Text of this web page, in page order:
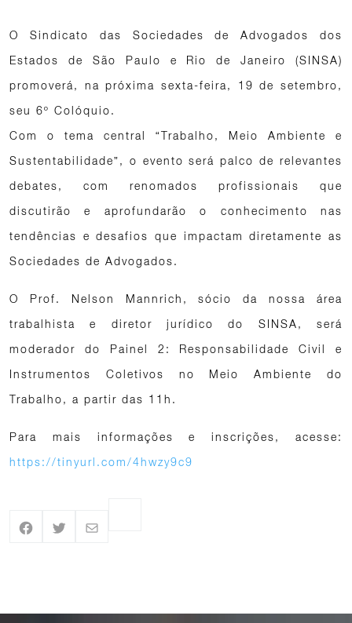
O Sindicato das Sociedades de Advogados dos
Estados de São Paulo e Rio de Janeiro (SINSA)
promoverá, na próxima sexta-feira, 19 de setembro,
seu 6º Colóquio.
Com o tema central “Trabalho, Meio Ambiente e
Sustentabilidade”, o evento será palco de relevantes
debates, com renomados profissionais que
discutirão e aprofundarão o conhecimento nas
tendências e desafios que impactam diretamente as
Sociedades de Advogados.
O Prof. Nelson Mannrich, sócio da nossa área
trabalhista e diretor jurídico do SINSA, será
moderador do Painel 2: Responsabilidade Civil e
Instrumentos Coletivos no Meio Ambiente do
Trabalho, a partir das 11h.
Para mais informações e inscrições, acesse:
https://tinyurl.com/4hwzy9c9